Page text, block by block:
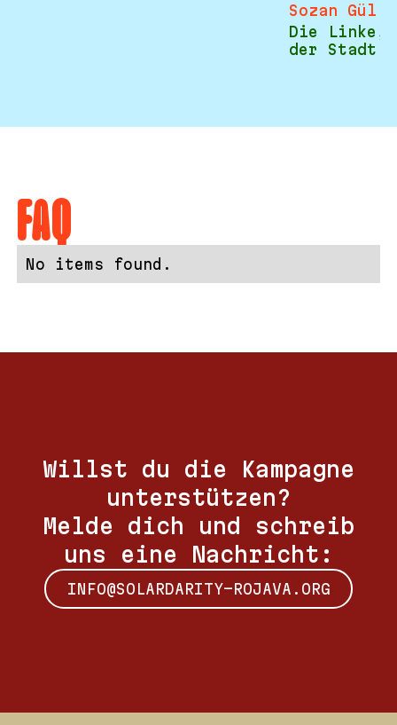
Sozan Gül
Die Linke,
der Stadt
FAQ
No items found.
Willst du die Kampagne
unterstützen?
Melde dich und schreib
uns eine Nachricht:
INFO@SOLARDARITY-ROJAVA.ORG